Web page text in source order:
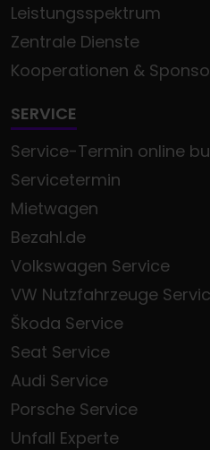
Leistungsspektrum
Zentrale Dienste
Kooperationen &
SERVICE
Service-Termin online
Servicetermin
Mietwagen
Bezahl.de
Volkswagen Service
VW Nutzfahrzeuge
Škoda Service
Seat Service
Audi Service
Porsche Service
Unfall Experte